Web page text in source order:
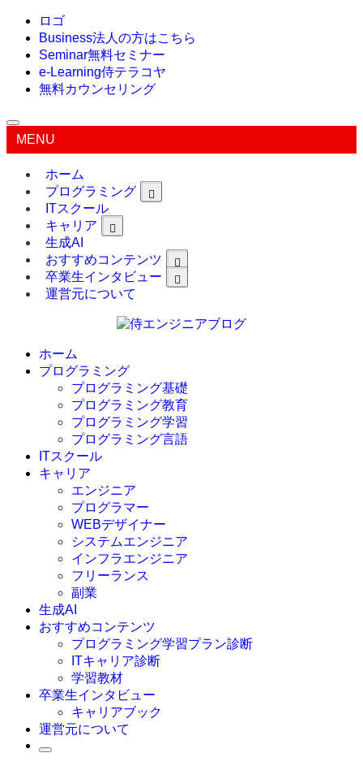
ロゴ
Business法人の方はこちら
Seminar無料セミナー
e-Learning侍テラコヤ
無料カウンセリング
MENU
ホーム
プログラミング
ITスクール
キャリア
生成AI
おすすめコンテンツ
卒業生インタビュー
運営元について
ホーム
プログラミング
プログラミング基礎
プログラミング教育
プログラミング学習
プログラミング言語
C言語
C#
VBA
Go言語
Kotlin
Java
JavaScript
Swift
Ruby
その他言語
ITスクール
キャリア
エンジニア
プログラマー
WEBデザイナー
システムエンジニア
インフラエンジニア
フリーランス
副業
生成AI
おすすめコンテンツ
プログラミング学習プラン診断
ITキャリア診断
学習教材
卒業生インタビュー
キャリアブック
運営元について